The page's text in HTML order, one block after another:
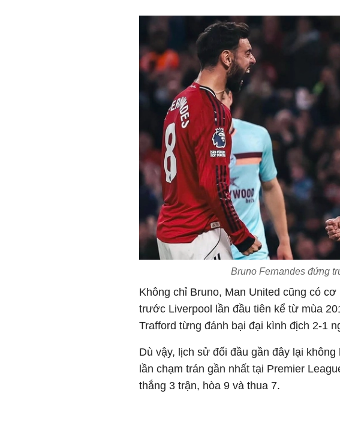
Bruno Fernandes đứng
Không chỉ Bruno, Man United cũng có
trước Liverpool lần đầu tiên kể từ mùa
Trafford từng đánh bại đại kình địch 2-1
Dù vậy, lịch sử đối đầu gần đây lại
lần chạm trán gần nhất tại Premier
thắng 3 trận, hòa 9 và thua 7.